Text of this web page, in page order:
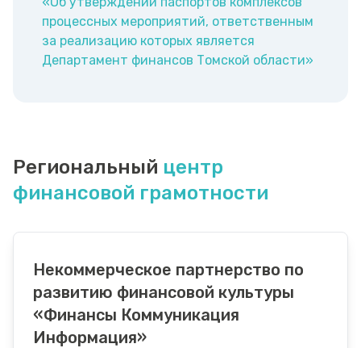
процессных мероприятий, ответственным
за реализацию которых является
Департамент финансов Томской области»
Региональный центр
финансовой грамотности
Некоммерческое партнерство по
развитию финансовой культуры
«Финансы Коммуникация
Информация»